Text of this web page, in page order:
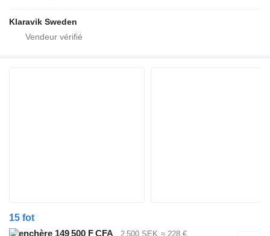
Klaravik Sweden
15 fot
149 500 F CFA
2 500 SEK ≈ 228 €